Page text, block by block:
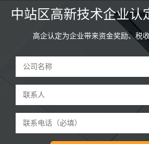
中站区高新技术企业认
高企认定为企业带来资金奖励、税
驻马店和****技术有限公司 曹先生59分
河南怀****网络科技公司 李先生3分钟前
郑州东****设备有限公司 魏先生
9分钟前
许昌红****管理有限公司 吕女士
平顶山童****服装有限公司 江女生22分钟